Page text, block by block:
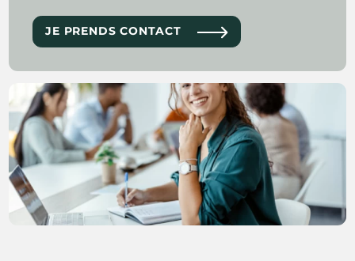
JE PRENDS CONTACT